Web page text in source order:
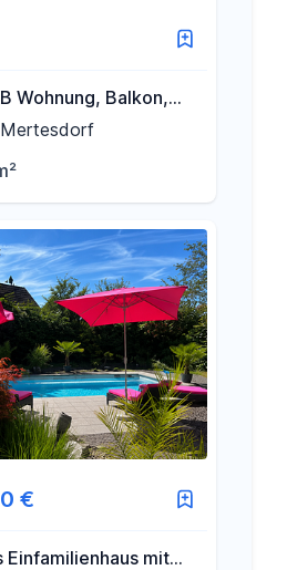
Wohnung, Balkon,
mit Fenster,
€
Einfamilienhaus mit